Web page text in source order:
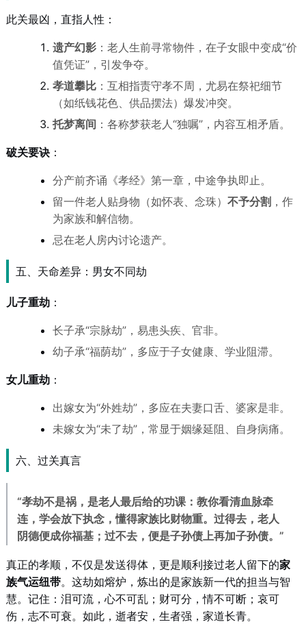
此关最凶，直指人性：
遗产幻影：老人生前寻常物件，在子女眼中变成“价
值凭证”，引发争夺。
孝道攀比：互相指责守孝不周，尤易在祭祀细节
（如纸钱花色、供品摆法）爆发冲突。
托梦离间 ：各称梦获老人“独嘱”，内容互相矛盾。
破关要诀：
分产前齐诵《孝经》第一章，中途争执即止。
留一件老人贴身物（如怀表、念珠） 不予分割 ，作
为家族和解信物。
忌在老人房内讨论遗产。
五、天命差异：男女不同劫
儿子重劫：
长子承“宗脉劫”，易患头疾、官非。
幼子承“福荫劫”，多应于子女健康、学业阻滞。
女儿重劫：
出嫁女为“外姓劫”，多应在夫妻口舌、婆家是非。
未嫁女为“未了劫”，常显于姻缘延阻、自身病痛。
六、过关真言
“孝劫不是祸，是老人最后给的功课：教你看清血脉牵
连，学会放下执念，懂得家族比财物重。过得去，老人
阴德便成你福基；过不去，便是子孙债上再加子孙债。”
真正的孝顺，不仅是发送得体，更是顺利接过老人留下的家
族气运纽带。这劫如熔炉，炼出的是家族新一代的担当与智
慧。记住：泪可流，心不可乱；财可分，情不可断；哀可
伤，志不可衰。如此，逝者安，生者强，家道长青。